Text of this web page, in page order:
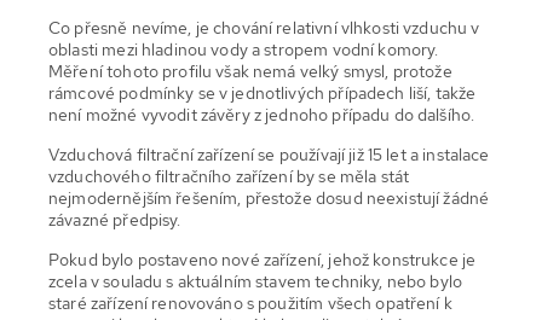
Co přesně nevíme, je chování relativní vlhkosti vzduchu v
oblasti mezi hladinou vody a stropem vodní komory.
Měření tohoto profilu však nemá velký smysl, protože
rámcové podmínky se v jednotlivých případech liší, takže
není možné vyvodit závěry z jednoho případu do dalšího.
Vzduchová filtrační zařízení se používají již 15 let a instalace
vzduchového filtračního zařízení by se měla stát
nejmodernějším řešením, přestože dosud neexistují žádné
závazné předpisy.
Pokud bylo postaveno nové zařízení, jehož konstrukce je
zcela v souladu s aktuálním stavem techniky, nebo bylo
staré zařízení renovováno s použitím všech opatření k